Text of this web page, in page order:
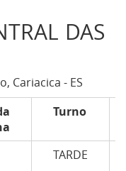
DAS
Cariacica - ES
Turno
TARDE